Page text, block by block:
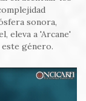
sonora,
eleva a 'Arcane'
género.